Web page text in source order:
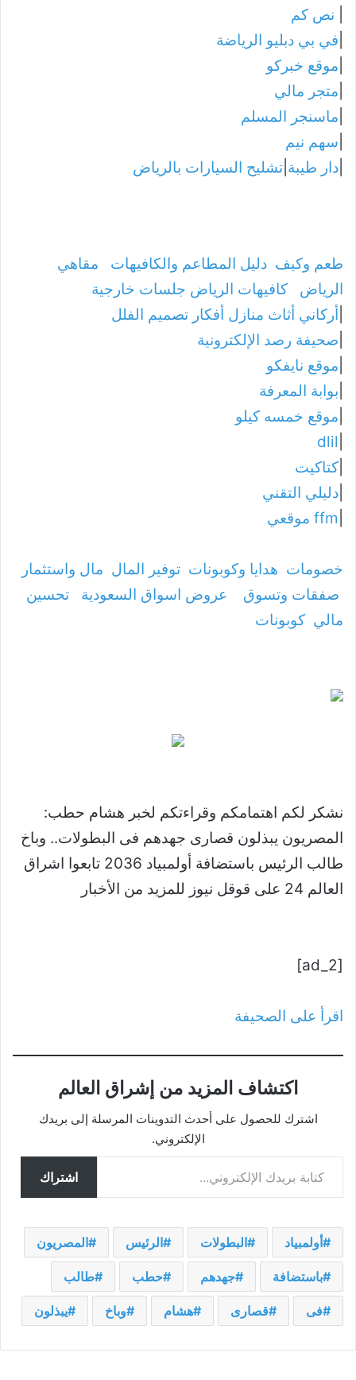
نص كم
في بي دبليو الرياضة
موقع خبركو
متجر مالي
ماسنجر المسلم
سهم نيم
دار طيبة تشليح السيارات بالرياض
طعم وكيف دليل المطاعم والكافيهات
مقاهي
الرياض
كافيهات الرياض جلسات خارجية
أركاني أثاث منازل أفكار تصميم الفلل
صحيفة رصد الإلكترونية
موقع نايفكو
بوابة المعرفة
موقع خمسه كيلو
dlil
كتاكيت
دليلي التقني
ffm موقعي
خصومات هدايا وكوبونات توفير المال مال واستثمار
صفقات وتسوق
عروض اسواق السعودية
تحسين
مالي كوبونات
نشكر لكم اهتمامكم وقراءتكم لخبر هشام حطب:
المصريون يبذلون قصارى جهدهم فى البطولات.. وباخ
طالب الرئيس باستضافة أولمبياد 2036 تابعوا اشراق
العالم 24 على قوقل نيوز للمزيد من الأخبار
[ad_2]
اقرأ على الصحيفة
اكتشاف المزيد من إشراق العالم
اشترك للحصول على أحدث التدوينات المرسلة إلى بريدك
الإلكتروني.
كتابة بريدك الإلكتروني...
اشتراك
أولمبياد البطولات الرئيس المصريون
باستضافة جهدهم حطب طالب
فى قصارى هشام وباخ يبذلون